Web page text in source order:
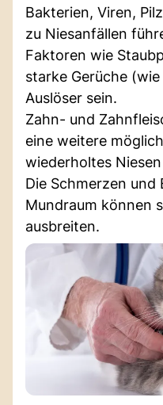
Bakterien, Viren,
zu Niesanfällen
Faktoren wie
starke Gerüche
Auslöser sein.
Zahn- und
eine weitere
wiederholtes
Die Schmerzen und
Mundraum können
ausbreiten.